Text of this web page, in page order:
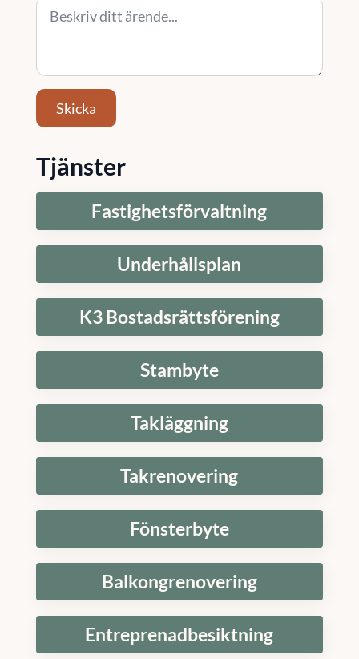
Skicka
Tjänster
Fastighetsförvaltning
Underhållsplan
K3 Bostadsrättsförening
Stambyte
Takläggning
Takrenovering
Fönsterbyte
Balkongrenovering
Entreprenadbesiktning